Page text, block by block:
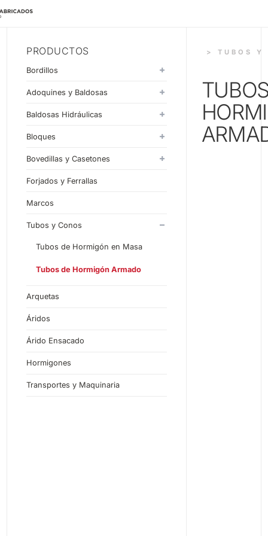
PRODUCTOS
Bordillos
Monocapa
Doblecapa
Adoquines y Baldosas
Adoquines
Baldosas
Baldosas Hidráulicas
20x20
30x30
33x33
40x40
60x40
Bloques
Estándar
Liso
Split
Piezas Especiales
Bovedillas y Casetones
Bovedillas
Casetones
Forjados y Ferrallas
Marcos
Tubos y Conos
Tubos de Hormigón en Masa
Tubos de Hormigón Armado
Arquetas
Áridos
Árido Ensacado
Hormigones
Transportes y Maquinaria
> TUBOS Y